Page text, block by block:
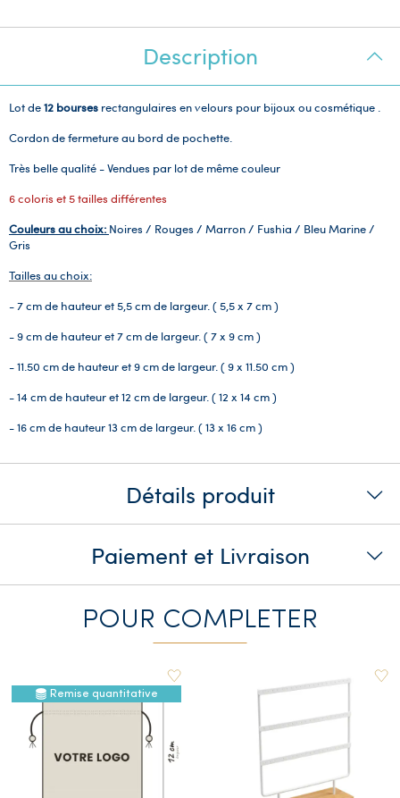
Description
Lot de12 bourses rectangulaires en velours pour bijoux ou cosmétique .
Cordon de fermeture au bord de pochette.
Très belle qualité - Vendues par lot de même couleur
6 coloris et 5 tailles différentes
Couleurs au choix: Noires / Rouges / Marron / Fushia / Bleu Marine /
Gris
Tailles au choix:
- 7 cm de hauteur et 5,5 cm de largeur. ( 5,5 x 7 cm )
- 9 cm de hauteur et 7 cm de largeur. ( 7 x 9 cm )
- 11.50 cm de hauteur et 9 cm de largeur. ( 9 x 11.50 cm )
- 14 cm de hauteur et 12 cm de largeur. ( 12 x 14 cm )
- 16 cm de hauteur 13 cm de largeur. ( 13 x 16 cm )
Détails produit
Paiement et Livraison
POUR COMPLETER
Remise quantitative